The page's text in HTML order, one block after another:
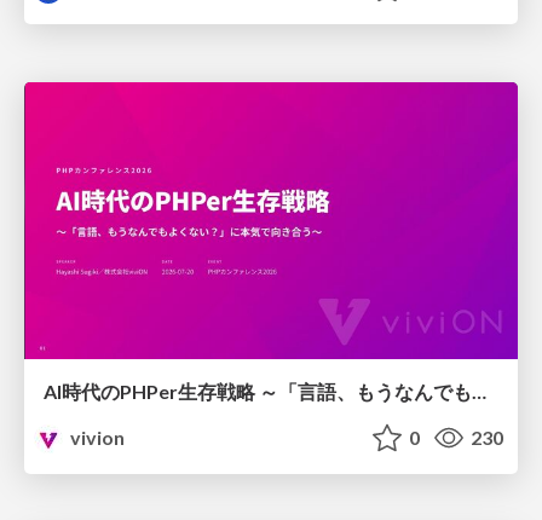
AI時代のPHPer生存戦略 ～「言語、もうなんでもよくない？」に本気で向き合う～
vivion
0 230